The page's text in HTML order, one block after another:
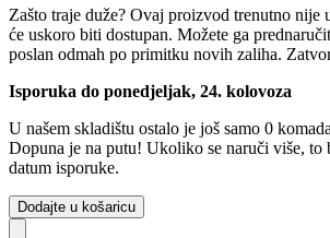
Zašto traje duže? Ovaj proizvod trenutno nije
će uskoro biti dostupan. Možete ga
poslan odmah po primitku novih zaliha.
Isporuka do ponedjeljak, 24. kolovoza
U našem skladištu ostalo je još samo 0
Dopuna je na putu! Ukoliko se naruči više, to
datum isporuke.
Dodajte u košaricu